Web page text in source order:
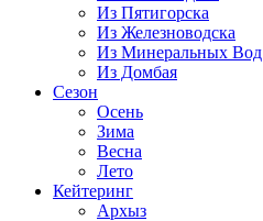
Из Пятигорска
Из Железноводска
Из Минеральных Вод
Из Домбая
Сезон
Осень
Зима
Весна
Лето
Кейтеринг
Архыз